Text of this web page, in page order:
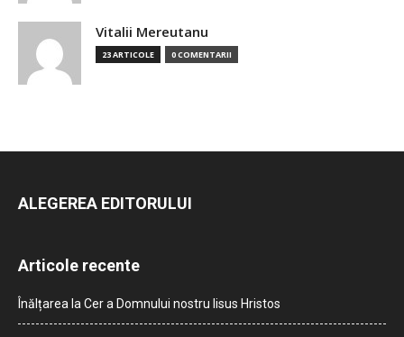
Vitalii Mereutanu
23 ARTICOLE 0 COMENTARII
ALEGEREA EDITORULUI
Articole recente
Înălțarea la Cer a Domnului nostru Iisus Hristos